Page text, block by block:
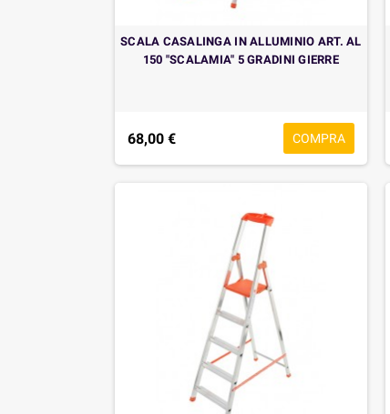
SCALA CASALINGA IN ALLUMINIO ART. AL
150 "SCALAMIA" 5 GRADINI GIERRE
68,00 € COMPRA